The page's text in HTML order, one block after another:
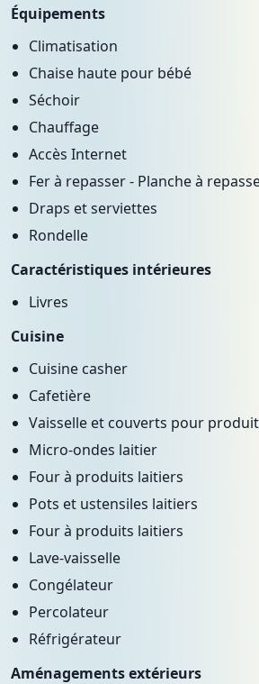
Équipements
Climatisation
Chaise haute pour bébé
Séchoir
Chauffage
Accès Internet
Fer à repasser - Planche à
Draps et serviettes
Rondelle
Caractéristiques intérieures
Livres
Cuisine
Cuisine casher
Cafetière
Vaisselle et couverts pour
Micro-ondes laitier
Four à produits laitiers
Pots et ustensiles laitiers
Four à produits laitiers
Lave-vaisselle
Congélateur
Percolateur
Réfrigérateur
Aménagements extérieurs